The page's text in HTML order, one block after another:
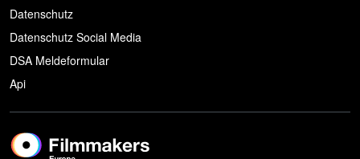
Datenschutz
Datenschutz Social Media
DSA Meldeformular
Api